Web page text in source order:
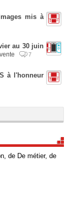
mis à
au 30 juin
7
à l'honneur
de De métier, de